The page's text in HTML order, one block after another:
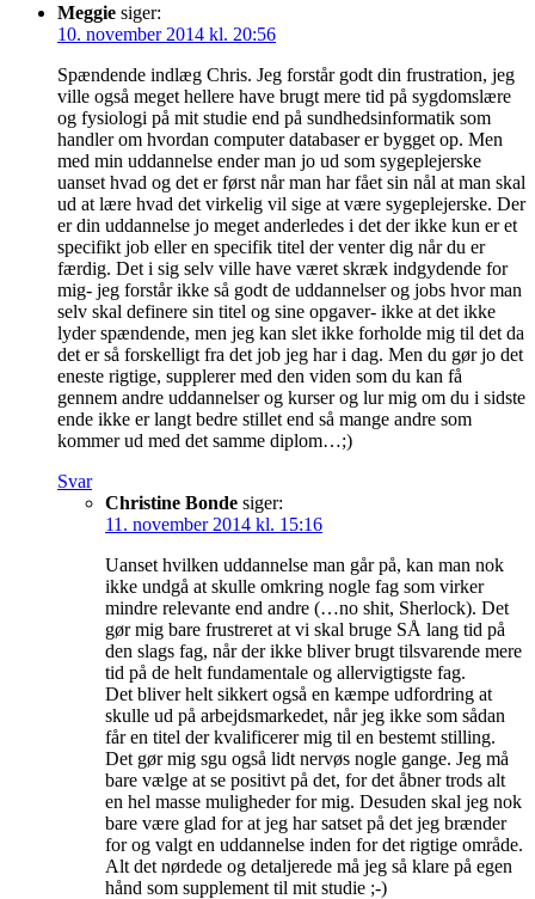
Meggie siger:
10. november 2014 kl. 20:56
Spændende indlæg Chris. Jeg forstår godt din frustration, jeg
ville også meget hellere have brugt mere tid på sygdomslære
og fysiologi på mit studie end på sundhedsinformatik som
handler om hvordan computer databaser er bygget op. Men
med min uddannelse ender man jo ud som sygeplejerske
uanset hvad og det er først når man har fået sin nål at man skal
ud at lære hvad det virkelig vil sige at være sygeplejerske. Der
er din uddannelse jo meget anderledes i det der ikke kun er et
specifikt job eller en specifik titel der venter dig når du er
færdig. Det i sig selv ville have været skræk indgydende for
mig- jeg forstår ikke så godt de uddannelser og jobs hvor man
selv skal definere sin titel og sine opgaver- ikke at det ikke
lyder spændende, men jeg kan slet ikke forholde mig til det da
det er så forskelligt fra det job jeg har i dag. Men du gør jo det
eneste rigtige, supplerer med den viden som du kan få
gennem andre uddannelser og kurser og lur mig om du i sidste
ende ikke er langt bedre stillet end så mange andre som
kommer ud med det samme diplom…;)
Svar
Christine Bonde siger:
11. november 2014 kl. 15:16
Uanset hvilken uddannelse man går på, kan man nok
ikke undgå at skulle omkring nogle fag som virker
mindre relevante end andre (…no shit, Sherlock). Det
gør mig bare frustreret at vi skal bruge SÅ lang tid på
den slags fag, når der ikke bliver brugt tilsvarende mere
tid på de helt fundamentale og allervigtigste fag.
Det bliver helt sikkert også en kæmpe udfordring at
skulle ud på arbejdsmarkedet, når jeg ikke som sådan
får en titel der kvalificerer mig til en bestemt stilling.
Det gør mig sgu også lidt nervøs nogle gange. Jeg må
bare vælge at se positivt på det, for det åbner trods alt
en hel masse muligheder for mig. Desuden skal jeg nok
bare være glad for at jeg har satset på det jeg brænder
for og valgt en uddannelse inden for det rigtige område.
Alt det nørdede og detaljerede må jeg så klare på egen
hånd som supplement til mit studie ;-)